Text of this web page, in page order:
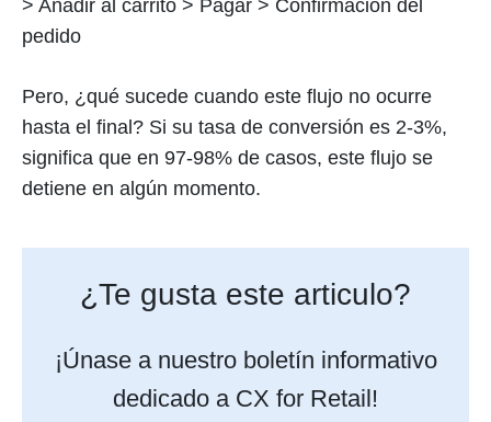
> Añadir al carrito > Pagar > Confirmación del
pedido
Pero, ¿qué sucede cuando este flujo no ocurre
hasta el final? Si su tasa de conversión es 2-3%,
significa que en 97-98% de casos, este flujo se
detiene en algún momento.
¿Te gusta este articulo?
¡Únase a nuestro boletín informativo
dedicado a CX for Retail!